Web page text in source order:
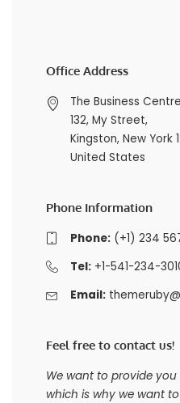
Office Address
The Business Centre
132, My Street,
Kingston, New York
United States
Phone Information
Phone:(+1) 234
Tel:+1-541-234-
Email:
Feel free to contact us!
We want to provide
which is why we want